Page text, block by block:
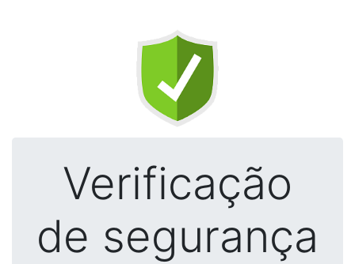
Verificação
de segurança